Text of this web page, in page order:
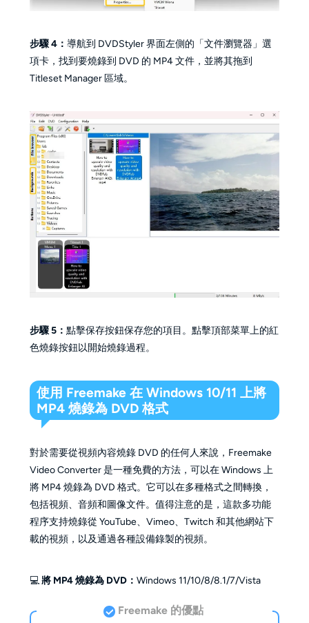
步驟 4： 導航到 DVDStyler 界面左側的「文件瀏覽器」選
項卡，找到要燒錄到 DVD 的 MP4 文件，並將其拖到
Titleset Manager 區域。
步驟 5： 點擊保存按鈕保存您的項目。點擊頂部菜單上的紅
色燒錄按鈕以開始燒錄過程。
使用 Freemake 在 Windows 10/11 上將
MP4 燒錄為 DVD 格式
對於需要從視頻內容燒錄 DVD 的任何人來說，Freemake
Video Converter 是一種免費的方法，可以在 Windows 上
將 MP4 燒錄為 DVD 格式。它可以在多種格式之間轉換，
包括視頻、音頻和圖像文件。值得注意的是，這款多功能
程序支持燒錄從 YouTube、Vimeo、Twitch 和其他網站下
載的視頻，以及通過各種設備錄製的視頻。
💻將 MP4 燒錄為 DVD： Windows 11/10/8/8.1/7/Vista
Freemake 的優點